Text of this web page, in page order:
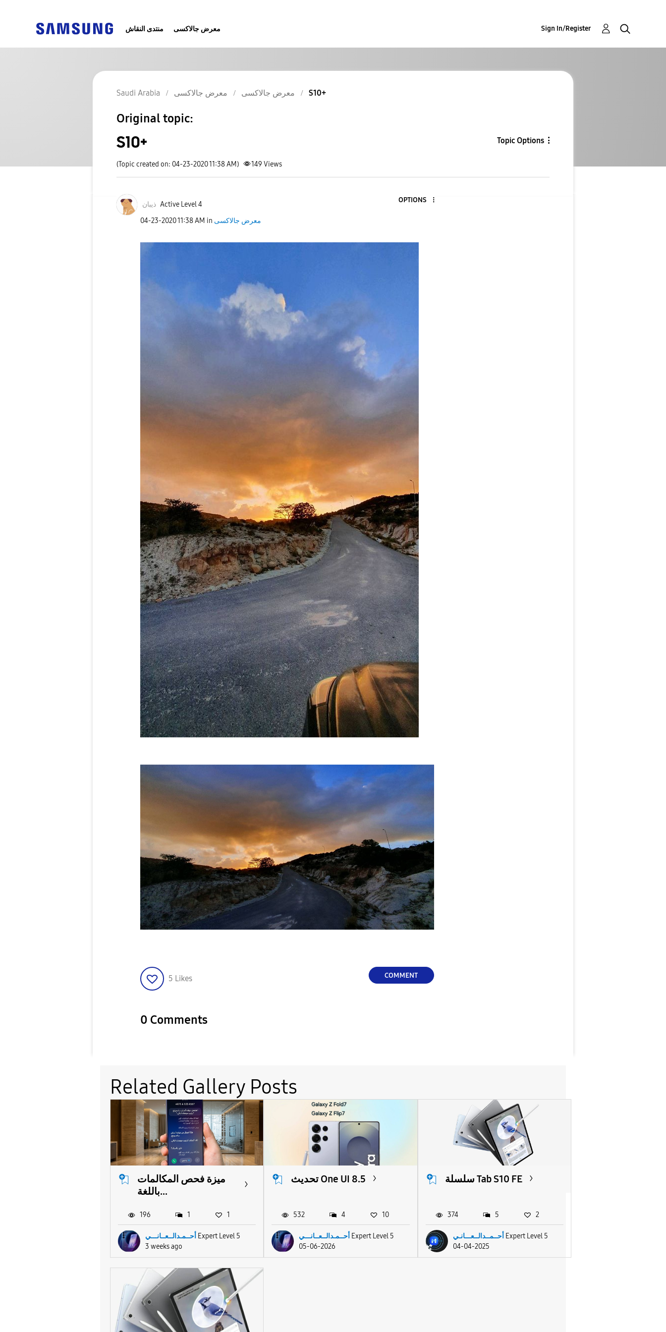
منتدى النقاش معرض جالاكسى Sign In/Register
Saudi Arabia معرض جالاكسى معرض جالاكسى S10+
Original topic:
S10+ Topic Options
(Topic created on: 04-23-2020 11:38 AM) 149 Views
ذيبان Active Level 4
OPTIONS
‎04-23-202011:38 AM in معرض جالاكسى
5 Likes COMMENT
0 Comments
Related Gallery Posts
ميزة فحص المكالمات
باللغة...
أحــمـدالــعــانـــي Expert Level 5
3 weeks ago
196 1 1
تحديث One UI 8.5
أحــمـدالــعــانـــي Expert Level 5
05-06-2026
532 4 10
سلسلة Tab S10 FE
أحــمــدالــعـــانـي Expert Level 5
04-04-2025
374 5 2